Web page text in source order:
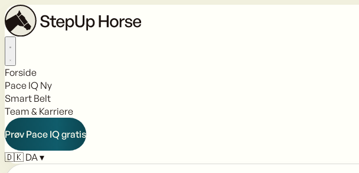
Forside
Pace IQ Ny
Smart Belt
Team & Karriere
Prøv Pace IQ gratis
🇩🇰 DA ▾